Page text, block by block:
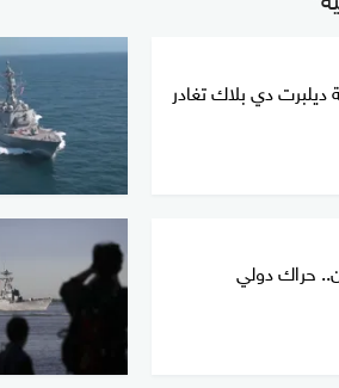
ديلبرت دي بلاك تغادر
حراك دولي